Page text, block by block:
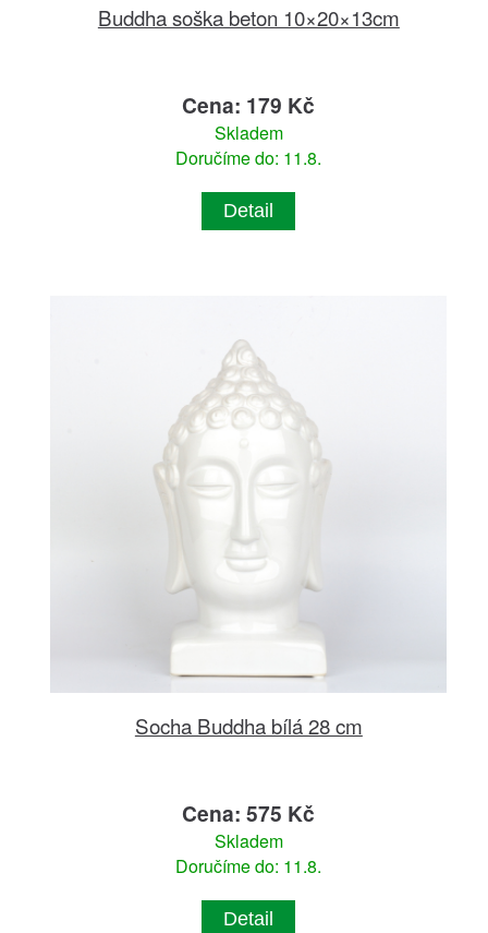
Buddha soška beton 10×20×13cm
Cena: 179 Kč
Skladem
Doručíme do: 11.8.
Detail
Socha Buddha bílá 28 cm
Cena: 575 Kč
Skladem
Doručíme do: 11.8.
Detail